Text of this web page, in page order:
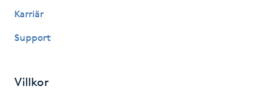
Karriär
Support
Villkor